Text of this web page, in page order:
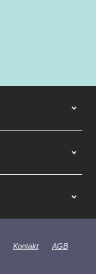
Kontakt
AGB